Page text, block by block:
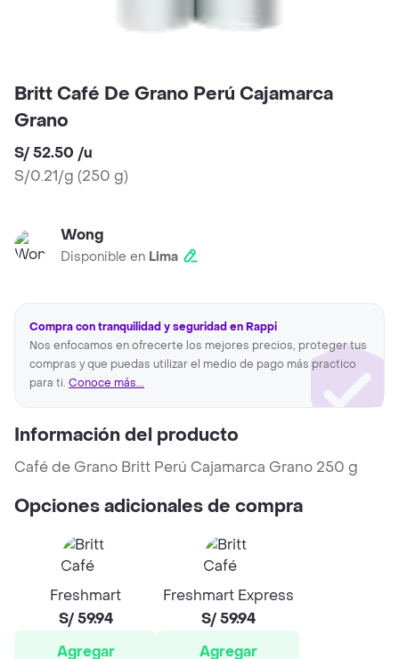
Britt Café De Grano Perú Cajamarca
Grano
S/ 52.50 /u
S/0.21/g (250 g)
Wong
Disponible en Lima
Compra con tranquilidad y seguridad en Rappi
Nos enfocamos en ofrecerte los mejores precios, proteger tus
compras y que puedas utilizar el medio de pago más practico
para ti. Conoce más...
Información del producto
Café de Grano Britt Perú Cajamarca Grano 250 g
Opciones adicionales de compra
Freshmart
S/ 59.94
Agregar
Freshmart Express
S/ 59.94
Agregar